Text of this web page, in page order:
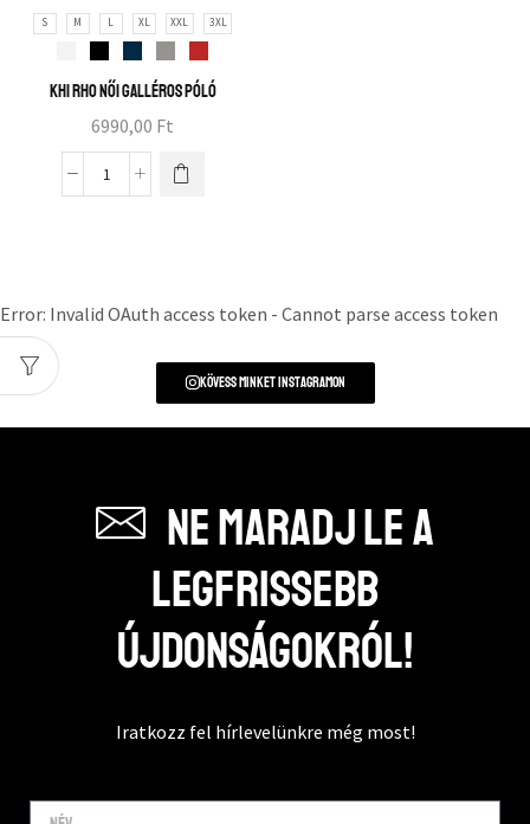
S M L XL XXL 3XL
Khi Rho női galléros póló
6990,00 Ft
Error: Invalid OAuth access token - Cannot parse access token
Kövess minket instagramon
Ne maradj le a
legfrissebb
újdonságokról!
Iratkozz fel hírlevelünkre még most!